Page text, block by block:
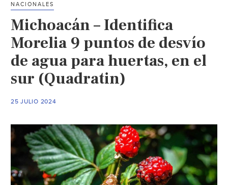
en
operativo
contra
huachicoleo
del
agua
(La
Prensa)
NACIONALES
Michoacán – Identifica
Morelia 9 puntos de desvío
de agua para huertas, en el
sur (Quadratin)
25 JULIO 2024